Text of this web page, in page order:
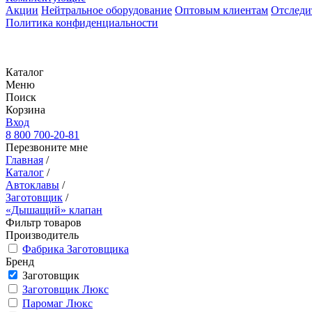
Акции Нейтральное оборудование Оптовым клиентам
Политика конфиденциальности
Каталог
Меню
Поиск
Корзина
Вход
8 800 700-20-81
Перезвоните мне
Главная /
Каталог /
Автоклавы /
Заготовщик /
«Дышащий» клапан
Фильтр товаров
Производитель
Фабрика Заготовщика
Бренд
Заготовщик
Заготовщик Люкс
Паромаг Люкс